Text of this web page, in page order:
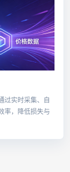
过实时采集、自
率，降低损失与